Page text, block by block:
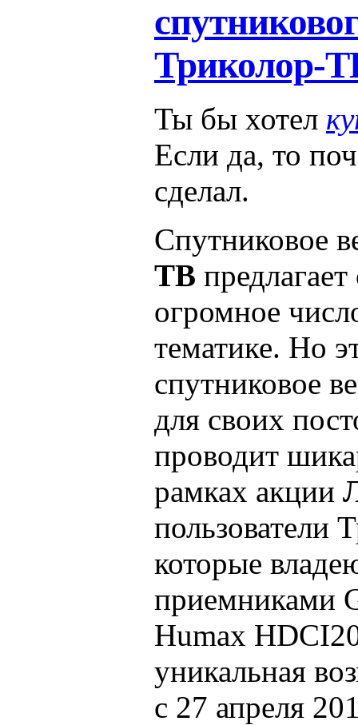
Триколор-
Ты бы хотел
Если да, то
сделал.
Спутниковое
ТВ
огромное
тематике. Но
спутниковое
для своих
проводит
рамках акции
пользователи
которые
приемниками
Humax
уникальная
с 27 апреля